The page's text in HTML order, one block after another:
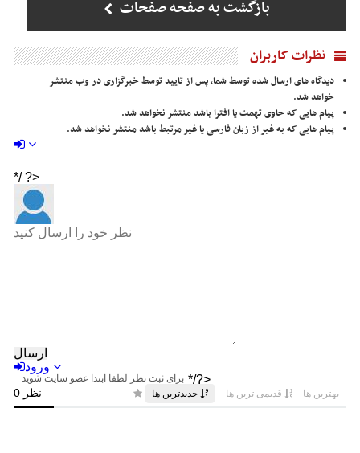
بازگشت به صفحه صفحات
نظرات کاربران
دیدگاه های ارسال شده توسط شما، پس از تایید توسط خبرگزاری در وب منتشر
خواهد شد.
پیام هایی که حاوی تهمت یا افترا باشد منتشر نخواهد شد.
پیام هایی که به غیر از زبان فارسی یا غیر مرتبط باشد منتشر نخواهد شد.